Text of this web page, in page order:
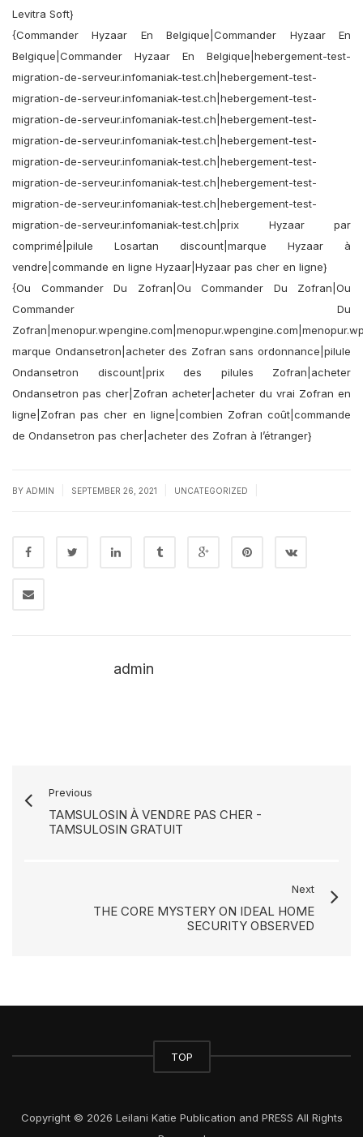
Levitra Soft}
{Commander Hyzaar En Belgique|Commander Hyzaar En
Belgique|Commander Hyzaar En Belgique|hebergement-test-
migration-de-serveur.infomaniak-test.ch|hebergement-test-
migration-de-serveur.infomaniak-test.ch|hebergement-test-
migration-de-serveur.infomaniak-test.ch|hebergement-test-
migration-de-serveur.infomaniak-test.ch|hebergement-test-
migration-de-serveur.infomaniak-test.ch|hebergement-test-
migration-de-serveur.infomaniak-test.ch|hebergement-test-
migration-de-serveur.infomaniak-test.ch|hebergement-test-
migration-de-serveur.infomaniak-test.ch|prix Hyzaar par
comprimé|pilule Losartan discount|marque Hyzaar à
vendre|commande en ligne Hyzaar|Hyzaar pas cher en ligne}
{Ou Commander Du Zofran|Ou Commander Du Zofran|Ou
Commander Du
marque Ondansetron|acheter des Zofran sans ordonnance|pilule
Ondansetron discount|prix des pilules Zofran|acheter
Ondansetron pas cher|Zofran acheter|acheter du vrai Zofran en
ligne|Zofran pas cher en ligne|combien Zofran coût|commande
de Ondansetron pas cher|acheter des Zofran à l’étranger}
BY ADMIN SEPTEMBER 26, 2021 UNCATEGORIZED
admin
Previous
TAMSULOSIN À VENDRE PAS CHER -
TAMSULOSIN GRATUIT
Next
THE CORE MYSTERY ON IDEAL HOME
SECURITY OBSERVED
TOP
Copyright © 2026 Leilani Katie Publication and PRESS All Rights